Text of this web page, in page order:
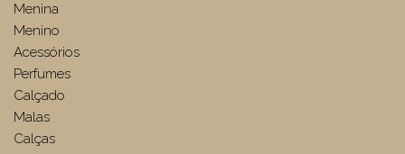
Menina
Menino
Acessórios
Perfumes
Calçado
Malas
Calças